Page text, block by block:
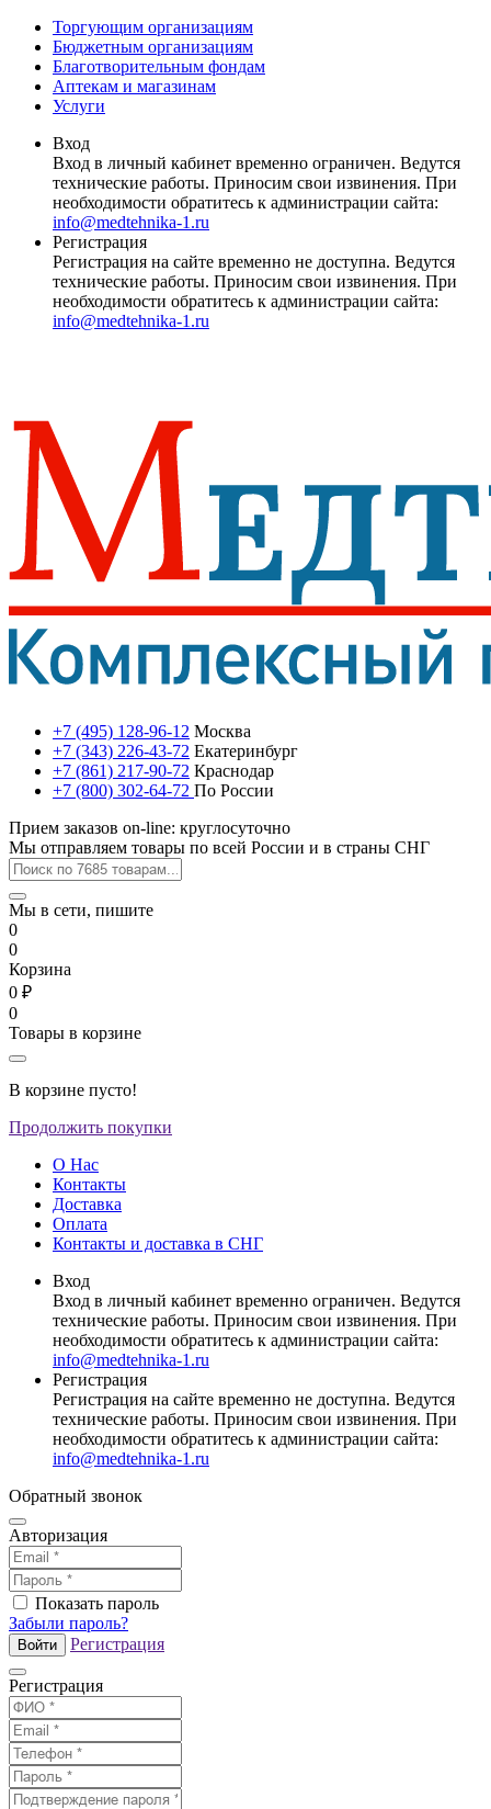
Торгующим организациям
Бюджетным организациям
Благотворительным фондам
Аптекам и магазинам
Услуги
Вход
Вход в личный кабинет временно ограничен. Ведутся
технические работы. Приносим свои извинения. При
необходимости обратитесь к администрации сайта:
info@medtehnika-1.ru
Регистрация
Регистрация на сайте временно не доступна. Ведутся
технические работы. Приносим свои извинения. При
необходимости обратитесь к администрации сайта:
info@medtehnika-1.ru
+7 (495) 128-96-12 Москва
+7 (343) 226-43-72 Екатеринбург
+7 (861) 217-90-72 Краснодар
+7 (800) 302-64-72 По России
Прием заказов on-line: круглосуточно
Мы отправляем товары по всей России и в страны СНГ
Мы в сети, пишите
0
0
Корзина
0 ₽
0
Товары в корзине
В корзине пусто!
Продолжить покупки
О Нас
Контакты
Доставка
Оплата
Контакты и доставка в СНГ
Вход
Вход в личный кабинет временно ограничен. Ведутся
технические работы. Приносим свои извинения. При
необходимости обратитесь к администрации сайта:
info@medtehnika-1.ru
Регистрация
Регистрация на сайте временно не доступна. Ведутся
технические работы. Приносим свои извинения. При
необходимости обратитесь к администрации сайта:
info@medtehnika-1.ru
Обратный звонок
Авторизация
Показать пароль
Забыли пароль?
Войти Регистрация
Регистрация